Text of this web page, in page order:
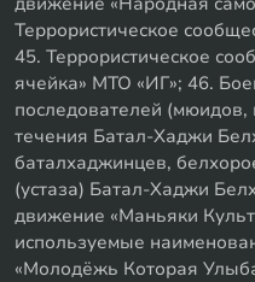
Террористическое
45. Террористическое
ячейка» МТО «ИГ»; 46.
последователей (мюидов,
течения Батал-Хаджи
баталхаджинцев,
(устаза) Батал-Хаджи
движение «Маньяки
используемые
«Молодёжь Которая